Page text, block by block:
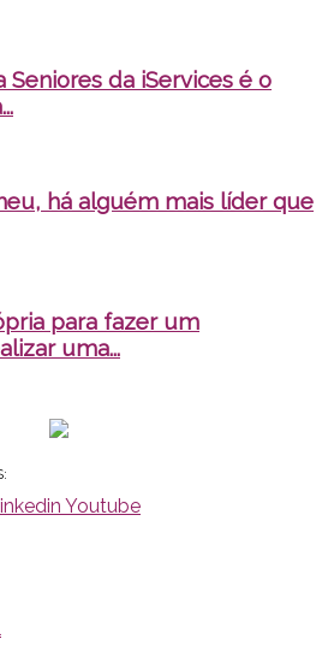
da iServices é o
há alguém mais líder que
para fazer um
uma...
Youtube